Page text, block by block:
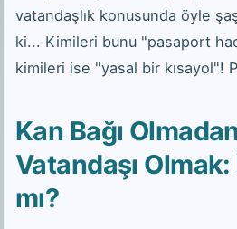
vatandaşlık konusunda öyle
ki... Kimileri bunu "pasaport
kimileri ise "yasal bir kısayol"!
Kan Bağı
Vatandaşı Olmak:
mı?